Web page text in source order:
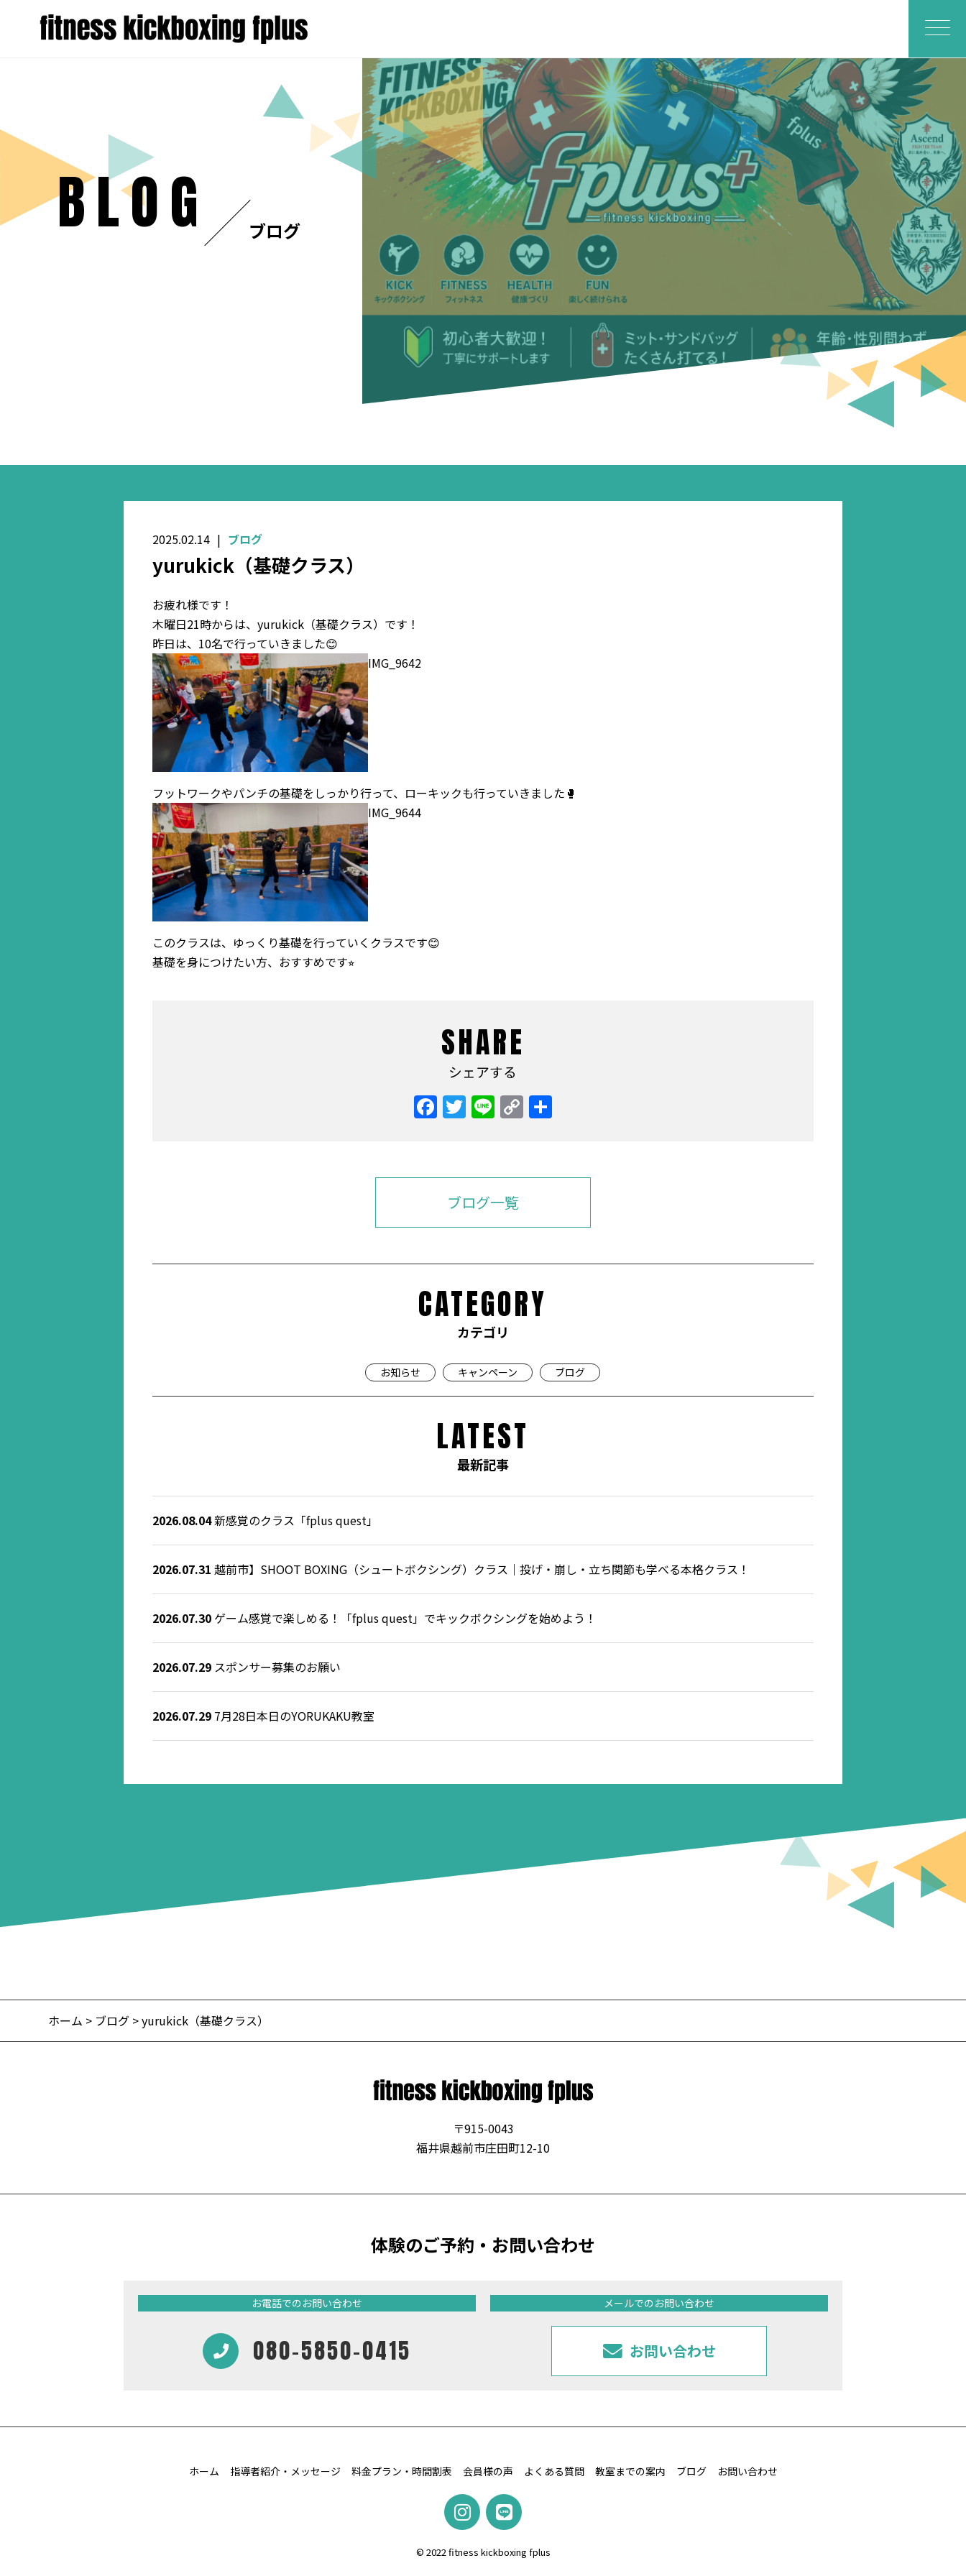
BLOG ブログ
2025.02.14 ブログ
yurukick（基礎クラス）
お疲れ様です！
木曜日21時からは、yurukick（基礎クラス）です！
昨日は、10名で行っていきました😊
IMG_9642
フットワークやパンチの基礎をしっかり行って、ローキックも行っていきました🥊
IMG_9644
このクラスは、ゆっくり基礎を行っていくクラスです😊
基礎を身につけたい方、おすすめです⭐︎
SHARE
シェアする
ブログ一覧
CATEGORY
カテゴリ
お知らせ キャンペーン ブログ
LATEST
最新記事
2026.08.04新感覚のクラス「fplus quest」
2026.07.31 越前市】SHOOT BOXING（シュートボクシング）クラス｜投げ・崩し・立ち関節も学べる本格クラス！
2026.07.30ゲーム感覚で楽しめる！「fplus quest」でキックボクシングを始めよう！
2026.07.29スポンサー募集のお願い
2026.07.297月28日本日のYORUKAKU教室
ホーム > ブログ > yurukick（基礎クラス）
〒915-0043
福井県越前市庄田町12-10
体験のご予約・お問い合わせ
お電話でのお問い合わせ
080-5850-0415
メールでのお問い合わせ
お問い合わせ
ホーム 指導者紹介・メッセージ 料金プラン・時間割表 会員様の声 よくある質問 教室までの案内 ブログ お問い合わせ
© 2022 fitness kickboxing fplus